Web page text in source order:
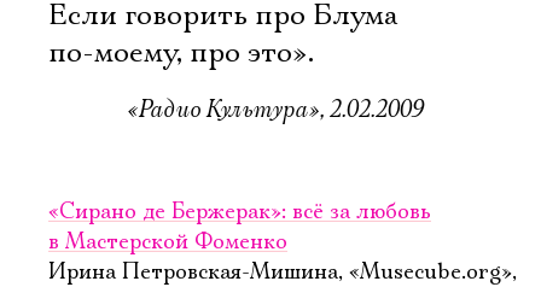
Если говорить про Блума 
по-моему, про это».
«Радио Культура», 2.02.2009
«Сирано де Бержерак»: всё за любовь
в Мастерской Фоменко
Ирина Петровская-Мишина, «Musecube.org»,